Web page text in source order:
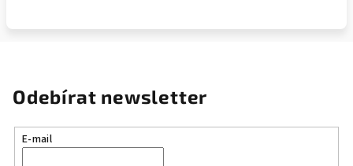
Odebírat newsletter
E-mail